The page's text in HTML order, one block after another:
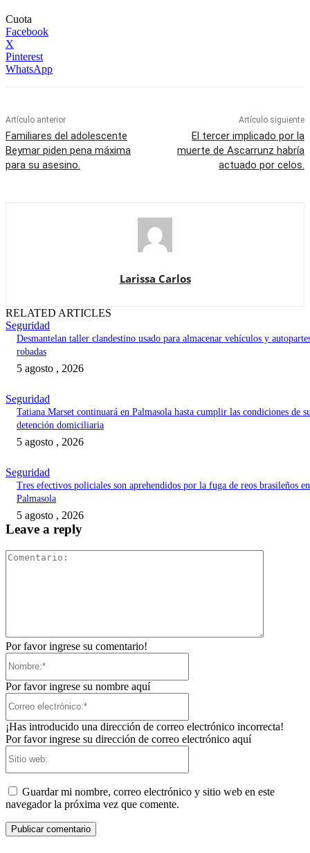
Cuota
Facebook
X
Pinterest
WhatsApp
Artículo anterior
Familiares del adolescente
Beymar piden pena máxima
para su asesino.
Artículo siguiente
El tercer implicado por la
muerte de Ascarrunz habría
actuado por celos.
Larissa Carlos
RELATED ARTICLES
Seguridad
Desmantelan taller clandestino usado para almacenar vehículos y
robadas
5 agosto , 2026
Seguridad
Tatiana Marset continuará en Palmasola hasta cumplir las condiciones de
detención domiciliaria
5 agosto , 2026
Seguridad
Tres efectivos policiales son aprehendidos por la fuga de reos brasileños en
Palmasola
5 agosto , 2026
Leave a reply
Por favor ingrese su comentario!
Por favor ingrese su nombre aquí
¡Has introducido una dirección de correo electrónico incorrecta!
Por favor ingrese su dirección de correo electrónico aquí
Guardar mi nombre, correo electrónico y sitio web en este
navegador la próxima vez que comente.